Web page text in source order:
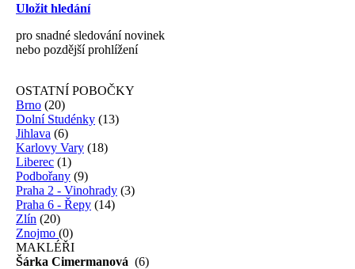
Uložit hledání
pro snadné sledování novinek
nebo pozdější prohlížení
OSTATNÍ POBOČKY
Brno (20)
Dolní Studénky (13)
Jihlava (6)
Karlovy Vary (18)
Liberec (1)
Podbořany (9)
Praha 2 - Vinohrady (3)
Praha 6 - Řepy (14)
Zlín (20)
Znojmo (0)
MAKLÉŘI
Šárka Cimermanová (6)